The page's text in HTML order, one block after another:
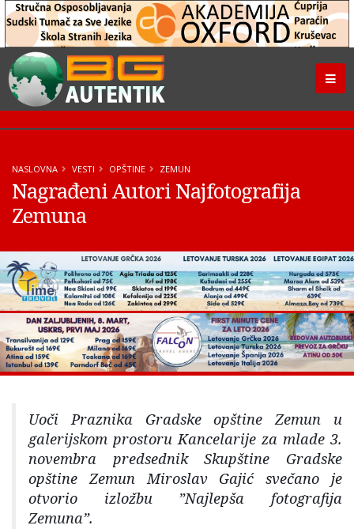
NASLOVNA VESTI OPŠTINE ZEMUN
Nagrađeni Autori Najfotografija
Zemuna
Uoči Praznika Gradske opštine Zemun u
galerijskom prostoru Kancelarije za mlade 3.
novembra predsednik Skupštine Gradske
opštine Zemun Miroslav Gajić svečano je
otvorio izložbu ”Najlepša fotografija
Zemuna”.